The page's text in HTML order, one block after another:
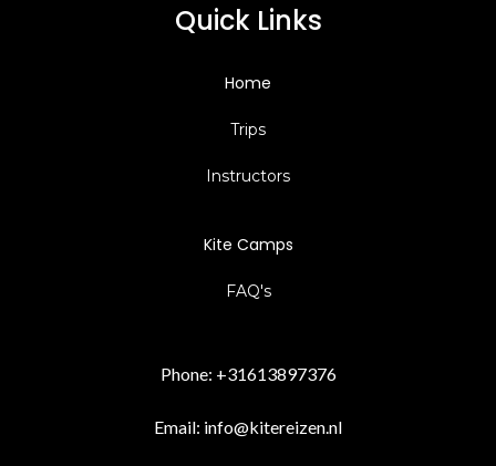
Quick Links
Home
Trips
Instructors
Kite Camps
FAQ's
Phone: +31613897376
Email: info@kitereizen.nl